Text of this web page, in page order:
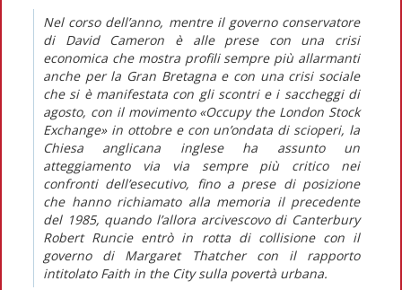
Nel corso dell’anno, mentre il governo conservatore
di David Cameron è alle prese con una crisi
economica che mostra profili sempre più allarmanti
anche per la Gran Bretagna e con una crisi sociale
che si è manifestata con gli scontri e i saccheggi di
agosto, con il movimento «Occupy the London Stock
Exchange» in ottobre e con un’ondata di scioperi, la
Chiesa anglicana inglese ha assunto un
atteggiamento via via sempre più critico nei
confronti dell’esecutivo, fino a prese di posizione
che hanno richiamato alla memoria il precedente
del 1985, quando l’allora arcivescovo di Canterbury
Robert Runcie entrò in rotta di collisione con il
governo di Margaret Thatcher con il rapporto
intitolato Faith in the City sulla povertà urbana.